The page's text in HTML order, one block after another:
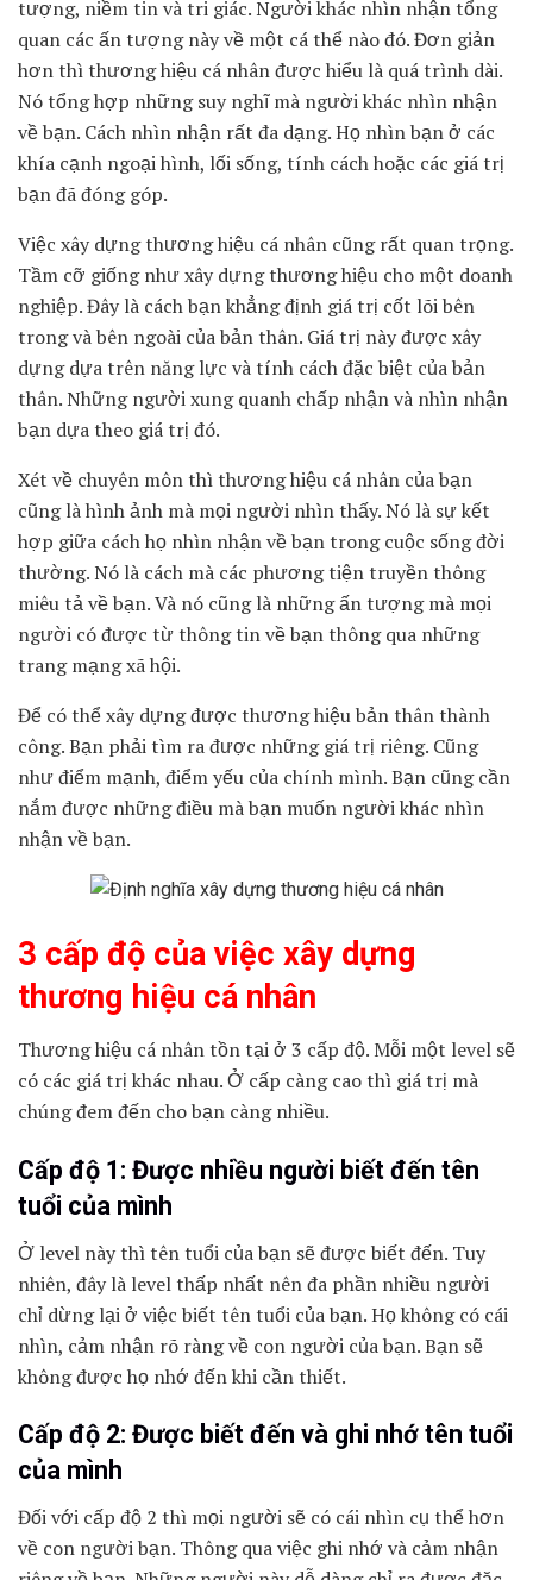
tượng, niềm tin và tri giác. Người khác nhìn nhận tổng
quan các ấn tượng này về một cá thể nào đó. Đơn giản
hơn thì thương hiệu cá nhân được hiểu là quá trình dài.
Nó tổng hợp những suy nghĩ mà người khác nhìn nhận
về bạn. Cách nhìn nhận rất đa dạng. Họ nhìn bạn ở các
khía cạnh ngoại hình, lối sống, tính cách hoặc các giá trị
bạn đã đóng góp.
Việc xây dựng thương hiệu cá nhân cũng rất quan trọng.
Tầm cỡ giống như xây dựng thương hiệu cho một doanh
nghiệp. Đây là cách bạn khẳng định giá trị cốt lõi bên
trong và bên ngoài của bản thân. Giá trị này được xây
dựng dựa trên năng lực và tính cách đặc biệt của bản
thân. Những người xung quanh chấp nhận và nhìn nhận
bạn dựa theo giá trị đó.
Xét về chuyên môn thì thương hiệu cá nhân của bạn
cũng là hình ảnh mà mọi người nhìn thấy. Nó là sự kết
hợp giữa cách họ nhìn nhận về bạn trong cuộc sống đời
thường. Nó là cách mà các phương tiện truyền thông
miêu tả về bạn. Và nó cũng là những ấn tượng mà mọi
người có được từ thông tin về bạn thông qua những
trang mạng xã hội.
Để có thể xây dựng được thương hiệu bản thân thành
công. Bạn phải tìm ra được những giá trị riêng. Cũng
như điểm mạnh, điểm yếu của chính mình. Bạn cũng cần
nắm được những điều mà bạn muốn người khác nhìn
nhận về bạn.
3 cấp độ của việc xây dựng
thương hiệu cá nhân
Thương hiệu cá nhân tồn tại ở 3 cấp độ. Mỗi một level sẽ
có các giá trị khác nhau. Ở cấp càng cao thì giá trị mà
chúng đem đến cho bạn càng nhiều.
Cấp độ 1: Được nhiều người biết đến tên
tuổi của mình
Ở level này thì tên tuổi của bạn sẽ được biết đến. Tuy
nhiên, đây là level thấp nhất nên đa phần nhiều người
chỉ dừng lại ở việc biết tên tuổi của bạn. Họ không có cái
nhìn, cảm nhận rõ ràng về con người của bạn. Bạn sẽ
không được họ nhớ đến khi cần thiết.
Cấp độ 2: Được biết đến và ghi nhớ tên tuổi
của mình
Đối với cấp độ 2 thì mọi người sẽ có cái nhìn cụ thể hơn
về con người bạn. Thông qua việc ghi nhớ và cảm nhận